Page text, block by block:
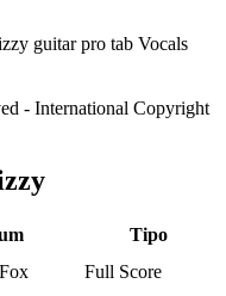
- International Copyright
Tipo
Full Score